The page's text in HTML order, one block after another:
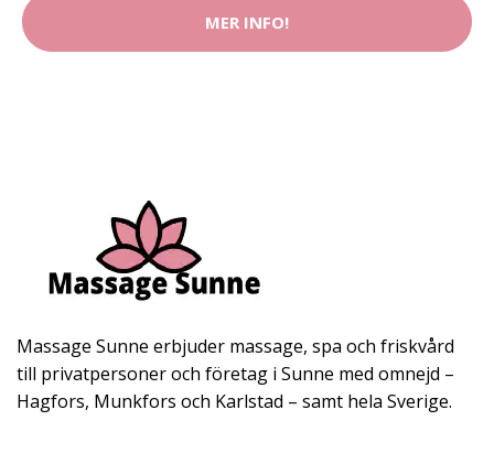
MER INFO!
Massage Sunne erbjuder massage, spa och friskvård
till privatpersoner och företag i Sunne med omnejd –
Hagfors, Munkfors och Karlstad – samt hela Sverige.